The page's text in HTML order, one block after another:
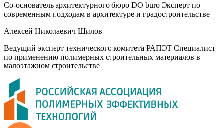
Со-основатель архитектурного бюро DO buro Эксперт по
современным подходам в архитектуре и градостроительстве
Алексей Николаевич Шилов
Ведущий эксперт технического комитета РАПЭТ Специалист
по применению полимерных строительных материалов в
малоэтажном строительстве